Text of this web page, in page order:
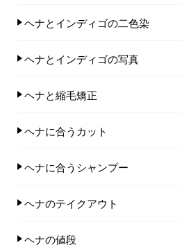
ヘナとインディゴの二色染
ヘナとインディゴの写真
ヘナと縮毛矯正
ヘナに合うカット
ヘナに合うシャンプー
ヘナのテイクアウト
ヘナの値段